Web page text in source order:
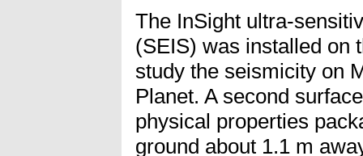
The InSight ultra-
(SEIS) was installed on
study the seismicity on
Planet. A second
physical properties
ground about 1.1 m